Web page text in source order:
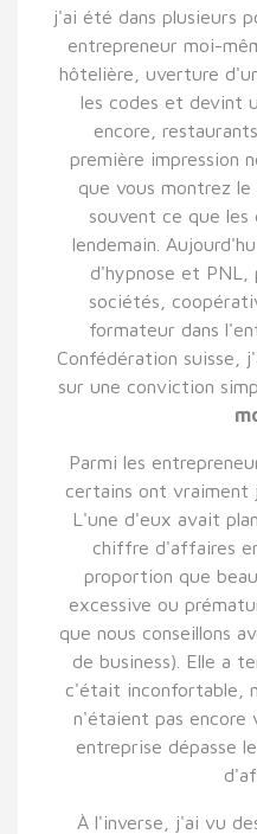
j'ai été dans plusieurs
entrepreneur moi-
hôtelière, uverture
les codes et devint
encore,
première impression
que vous montrez
souvent ce que les
lendemain.
d'hypnose et PNL,
sociétés,
formateur dans
Confédération suisse,
sur une conviction
Parmi les
certains ont vraiment
L'une d'eux avait
chiffre d'affaires
proportion que
excessive ou
que nous conseillons
de business). Elle a
c'était inconfortable,
n'étaient pas encore
entreprise dépasse
À l'inverse, j'ai vu